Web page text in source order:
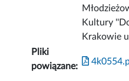
Kultury
Krakowie
Pliki
powiązane: